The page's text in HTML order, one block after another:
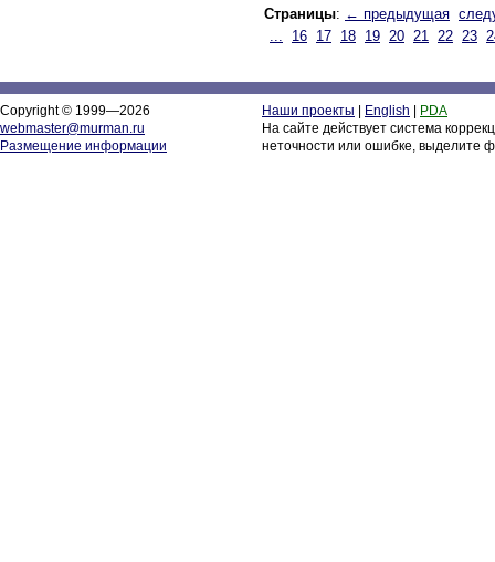
Страницы: ← предыдущая
...
16 17 18 19 20 21 22 23
Copyright © 1999—2026
webmaster@murman.ru
Размещение информации
Наши проекты English
PDA
На сайте действует система
неточности или ошибке, выделите